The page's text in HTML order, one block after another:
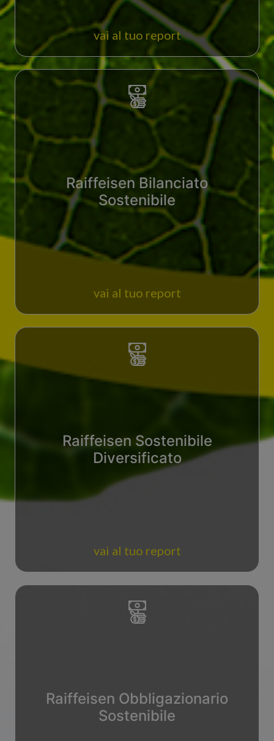
vai al tuo report
Raiffeisen Bilanciato
Sostenibile
vai al tuo report
Raiffeisen Sostenibile
Diversificato
vai al tuo report
Raiffeisen Obbligazionario
Sostenibile